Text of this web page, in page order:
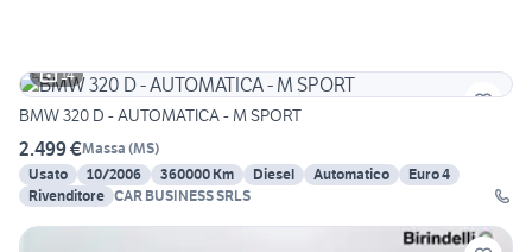
14
BMW 320 D - AUTOMATICA - M SPORT
2.499 €Massa (MS)
Usato
10/2006 360000 Km Diesel Automatico
Euro 4
Rivenditore CAR BUSINESS SRLS